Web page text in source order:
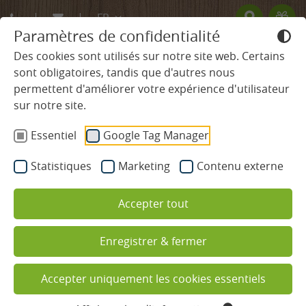
Paramètres de confidentialité
Des cookies sont utilisés sur notre site web. Certains
sont obligatoires, tandis que d'autres nous
permettent d'améliorer votre expérience d'utilisateur
sur notre site.
Essentiel
Google Tag Manager
Statistiques Marketing Contenu externe
Accepter tout
Enregistrer & fermer
Accepter uniquement les cookies essentiels
FR
DE
EN
HÔTEL
Traditions & valeurs
L’hôtelier et son équipe
Plan général de Ludinmühle
Programme d’activités et de détente
Vacances en famille
La boutique de l’hôtel
Ludinmühle